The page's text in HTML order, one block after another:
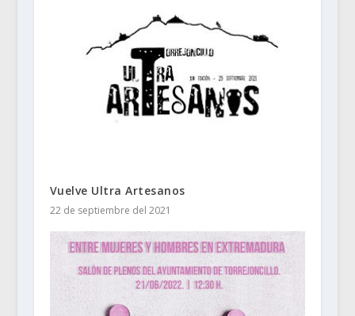
Vuelve Ultra Artesanos
22 de septiembre del 2021